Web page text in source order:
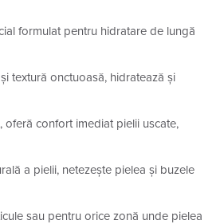
formulat pentru hidratare de lungă
textură onctuoasă, hidratează și
oferă confort imediat pielii uscate,
a pielii, netezește pielea și buzele
sau pentru orice zonă unde pielea